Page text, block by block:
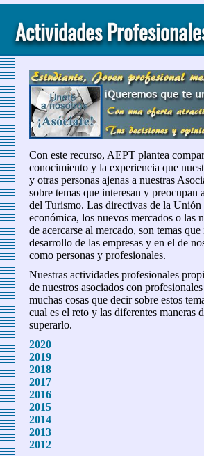
Actividades
Con este recurso, AEPT plantea
conocimiento y la experiencia que
y otras personas ajenas a nuestras
sobre temas que interesan y preocupan
del Turismo. Las directivas de la Unión
económica, los nuevos mercados o las
de acercarse al mercado, son temas
desarrollo de las empresas y en el de
como personas y profesionales.
Nuestras actividades profesionales
de nuestros asociados con
muchas cosas que decir sobre estos
cual es el reto y las diferentes maneras
superarlo.
2020
2019
2018
2017
2016
2015
2014
2013
2012